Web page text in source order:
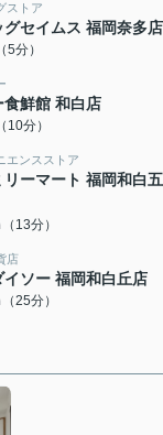
ストア
グセイムス 福岡奈多店
5分）
食鮮館 和白店
10分）
エンスストア
リーマート 福岡和白
13分）
店
イソー 福岡和白丘店
25分）